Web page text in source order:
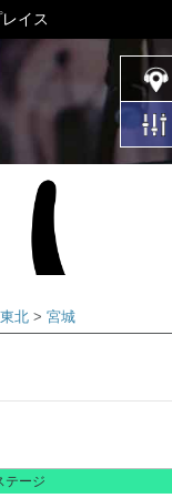
イス
ックプレイス
東北 宮城
テージ